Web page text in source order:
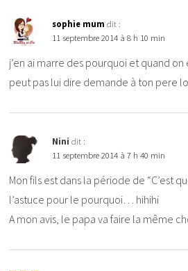
sophie mum dit :
11 septembre 2014 à 8 h 10 min
j’en ai marre des pourquoi et quand
peut pas lui dire demande à ton pere
Nini dit :
11 septembre 2014 à 7 h 40 min
Mon fils est dans la période de “C’est
l’astuce pour le pourquoi… hihihi
A mon avis, le papa va faire la même